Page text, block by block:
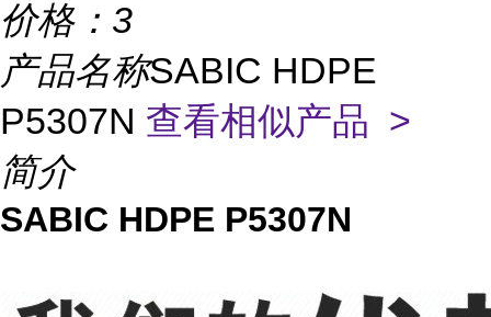
价格： 3
产品名称SABIC HDPE
P5307N 查看相似产品 >
简介
SABIC HDPE P5307N